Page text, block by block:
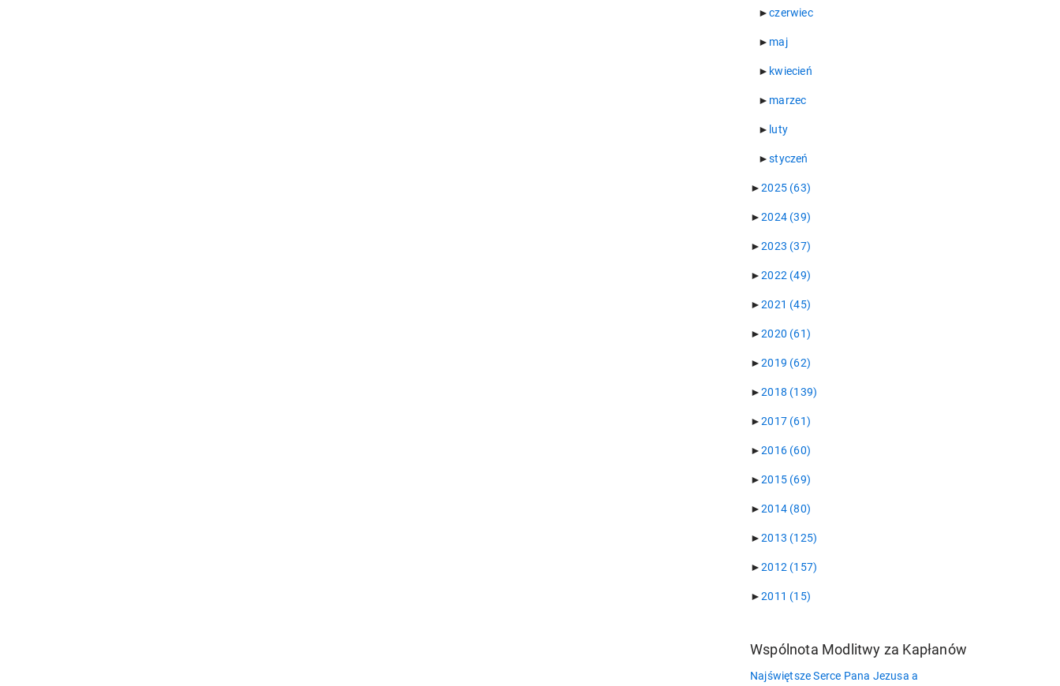
►czerwiec
► maj
► kwiecień
► marzec
► luty
►styczeń
►2025 (63)
►2024 (39)
►2023 (37)
►2022 (49)
►2021 (45)
►2020 (61)
►2019 (62)
►2018 (139)
►2017 (61)
►2016 (60)
►2015 (69)
►2014 (80)
►2013 (125)
►2012 (157)
►2011 (15)
Wspólnota Modlitwy za Kapłanów
Najświętsze Serce Pana Jezusa a